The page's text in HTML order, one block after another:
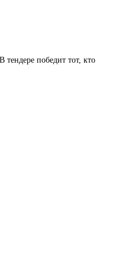
тендере победит тот, кто